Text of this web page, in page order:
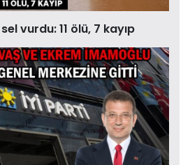
vurdu: 11 ölü, 7 kayıp